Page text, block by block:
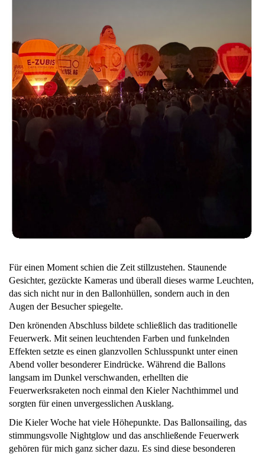
Für einen Moment schien die Zeit stillzustehen. Staunende
Gesichter, gezückte Kameras und überall dieses warme Leuchten,
das sich nicht nur in den Ballonhüllen, sondern auch in den
Augen der Besucher spiegelte.
Den krönenden Abschluss bildete schließlich das traditionelle
Feuerwerk. Mit seinen leuchtenden Farben und funkelnden
Effekten setzte es einen glanzvollen Schlusspunkt unter einen
Abend voller besonderer Eindrücke. Während die Ballons
langsam im Dunkel verschwanden, erhellten die
Feuerwerksraketen noch einmal den Kieler Nachthimmel und
sorgten für einen unvergesslichen Ausklang.
Die Kieler Woche hat viele Höhepunkte. Das Ballonsailing, das
stimmungsvolle Nightglow und das anschließende Feuerwerk
gehören für mich ganz sicher dazu. Es sind diese besonderen